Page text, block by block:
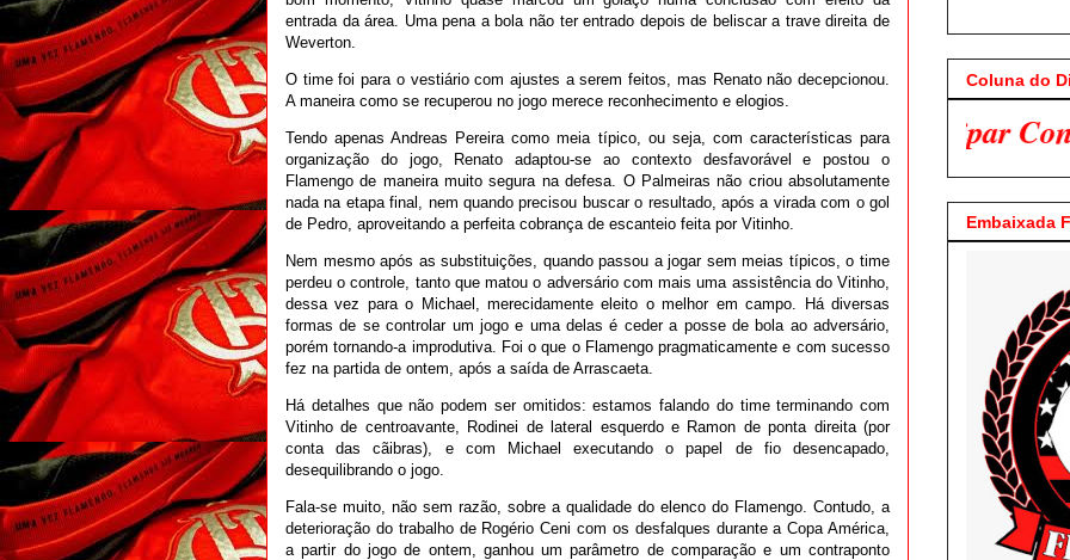
entrada da área. Uma pena a bola não ter entrado depois de beliscar a trave direita de
Weverton.
O time foi para o vestiário com ajustes a serem feitos, mas Renato não decepcionou.
A maneira como se recuperou no jogo merece reconhecimento e elogios.
Tendo apenas Andreas Pereira como meia típico, ou seja, com características para
organização do jogo, Renato adaptou-se ao contexto desfavorável e postou o
Flamengo de maneira muito segura na defesa. O Palmeiras não criou absolutamente
nada na etapa final, nem quando precisou buscar o resultado, após a virada com o gol
de Pedro, aproveitando a perfeita cobrança de escanteio feita por Vitinho.
Nem mesmo após as substituições, quando passou a jogar sem meias típicos, o time
perdeu o controle, tanto que matou o adversário com mais uma assistência do Vitinho,
dessa vez para o Michael, merecidamente eleito o melhor em campo. Há diversas
formas de se controlar um jogo e uma delas é ceder a posse de bola ao adversário,
porém tornando-a improdutiva. Foi o que o Flamengo pragmaticamente e com sucesso
fez na partida de ontem, após a saída de Arrascaeta.
Há detalhes que não podem ser omitidos: estamos falando do time terminando com
Vitinho de centroavante, Rodinei de lateral esquerdo e Ramon de ponta direita (por
conta das cãibras), e com Michael executando o papel de fio desencapado,
desequilibrando o jogo.
Fala-se muito, não sem razão, sobre a qualidade do elenco do Flamengo. Contudo, a
deterioração do trabalho de Rogério Ceni com os desfalques durante a Copa América,
a partir do jogo de ontem, ganhou um parâmetro de comparação e um contraponto
Coluna do
Embaixada